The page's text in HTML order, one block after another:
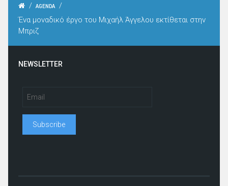
/ AGENDA
/
Ένα μοναδικό έργο του Μιχαήλ Άγγελου εκτίθεται στην
Μπριζ
NEWSLETTER